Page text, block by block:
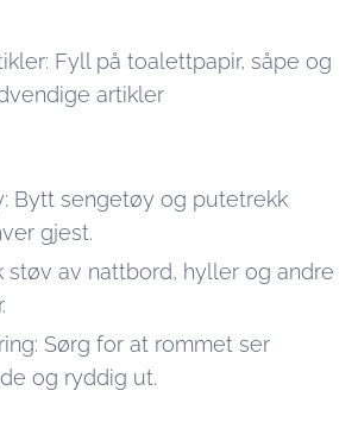
Fyll på toalettpapir, såpe og
artikler
Bytt sengetøy og putetrekk
gjest.
støv av nattbord, hyller og andre
Sørg for at rommet ser
og ryddig ut.